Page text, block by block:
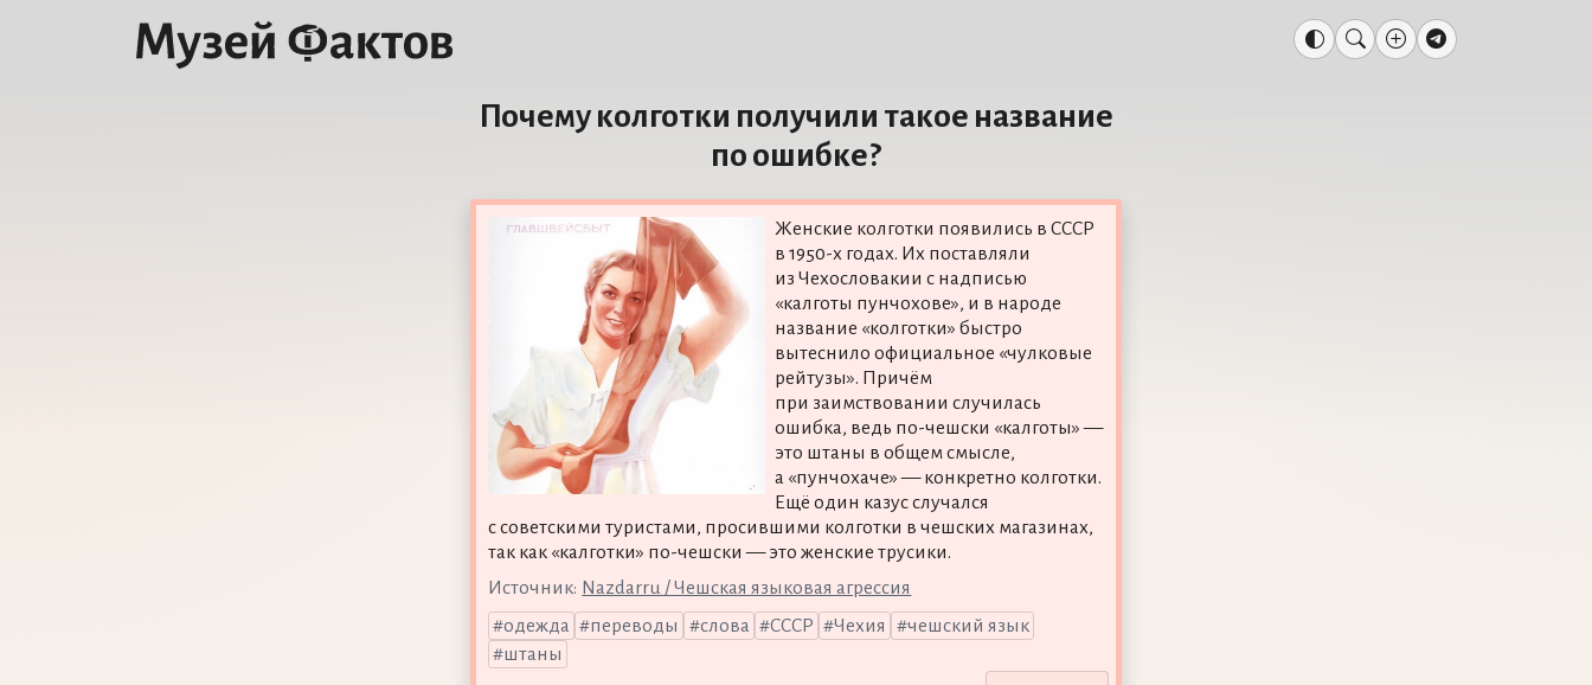
Почему колготки получили такое название
по ошибке?
Женские колготки появились в СССР
в 1950-х годах. Их поставляли
из Чехословакии с надписью
«калготы пунчохове», и в народе
название «колготки» быстро
вытеснило официальное «чулковые
рейтузы». Причём
при заимствовании случилась
ошибка, ведь по-чешски «калготы» —
это штаны в общем смысле,
а «пунчохаче» — конкретно колготки.
Ещё один казус случался
с советскими туристами, просившими колготки в чешских магазинах,
так как «калготки» по-чешски — это женские трусики.
Источник: Nazdarru / Чешская языковая агрессия
одежда
переводы слова СССР Чехия
чешский язык
штаны